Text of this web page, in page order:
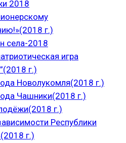
2018
г.)
села-2018
игра
г.)
Новолукомля(2018 г.)
Чашники(2018 г.)
г.)
Республики
г.)